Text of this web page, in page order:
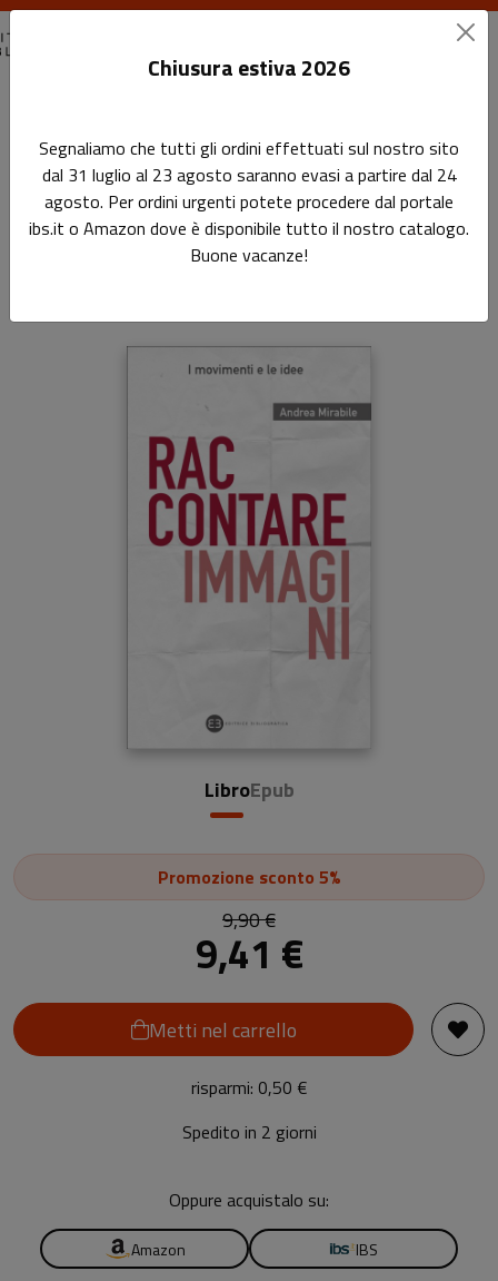
Raccontare immagini
Sottotitolo non presente
LibroEpub
Promozione sconto 5%
9,90 €
9,41 €
Metti nel carrello
risparmi: 0,50 €
Spedito in 2 giorni
Oppure acquistalo su:
Amazon IBS
Chiusura estiva 2026
Segnaliamo che tutti gli ordini effettuati sul nostro sito
dal 31 luglio al 23 agosto saranno evasi a partire dal 24
agosto. Per ordini urgenti potete procedere dal portale
ibs.it o Amazon dove è disponibile tutto il nostro catalogo.
Buone vacanze!